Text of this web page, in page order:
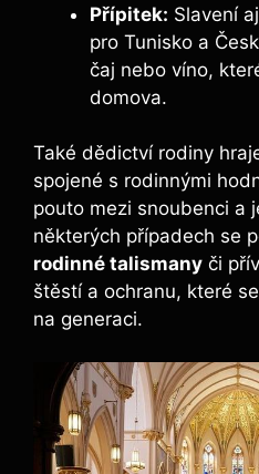
Přípitek: Slavení
pro Tunisko a
čaj nebo víno,
domova.
Také dědictví rodiny
spojené s rodinnými
pouto mezi snoubenci a
některých případech se
rodinné talismany či
štěstí a ochranu, které
na generaci.